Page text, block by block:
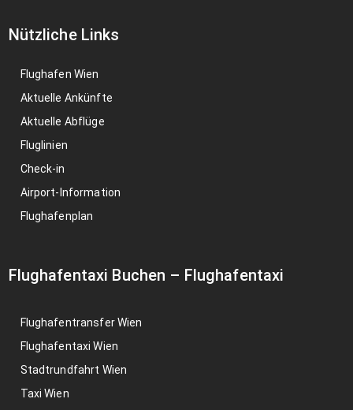
Nützliche Links
Flughafen Wien
Aktuelle Ankünfte
Aktuelle Abflüge
Fluglinien
Check-in
Airport-Information
Flughafenplan
Flughafentaxi Buchen – Flughafentaxi
Flughafentransfer Wien
Flughafentaxi Wien
Stadtrundfahrt Wien
Taxi Wien